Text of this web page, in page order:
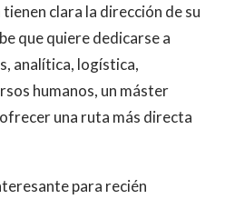
clara la dirección de su
que quiere dedicarse a
analítica, logística,
humanos, un máster
una ruta más directa
para recién